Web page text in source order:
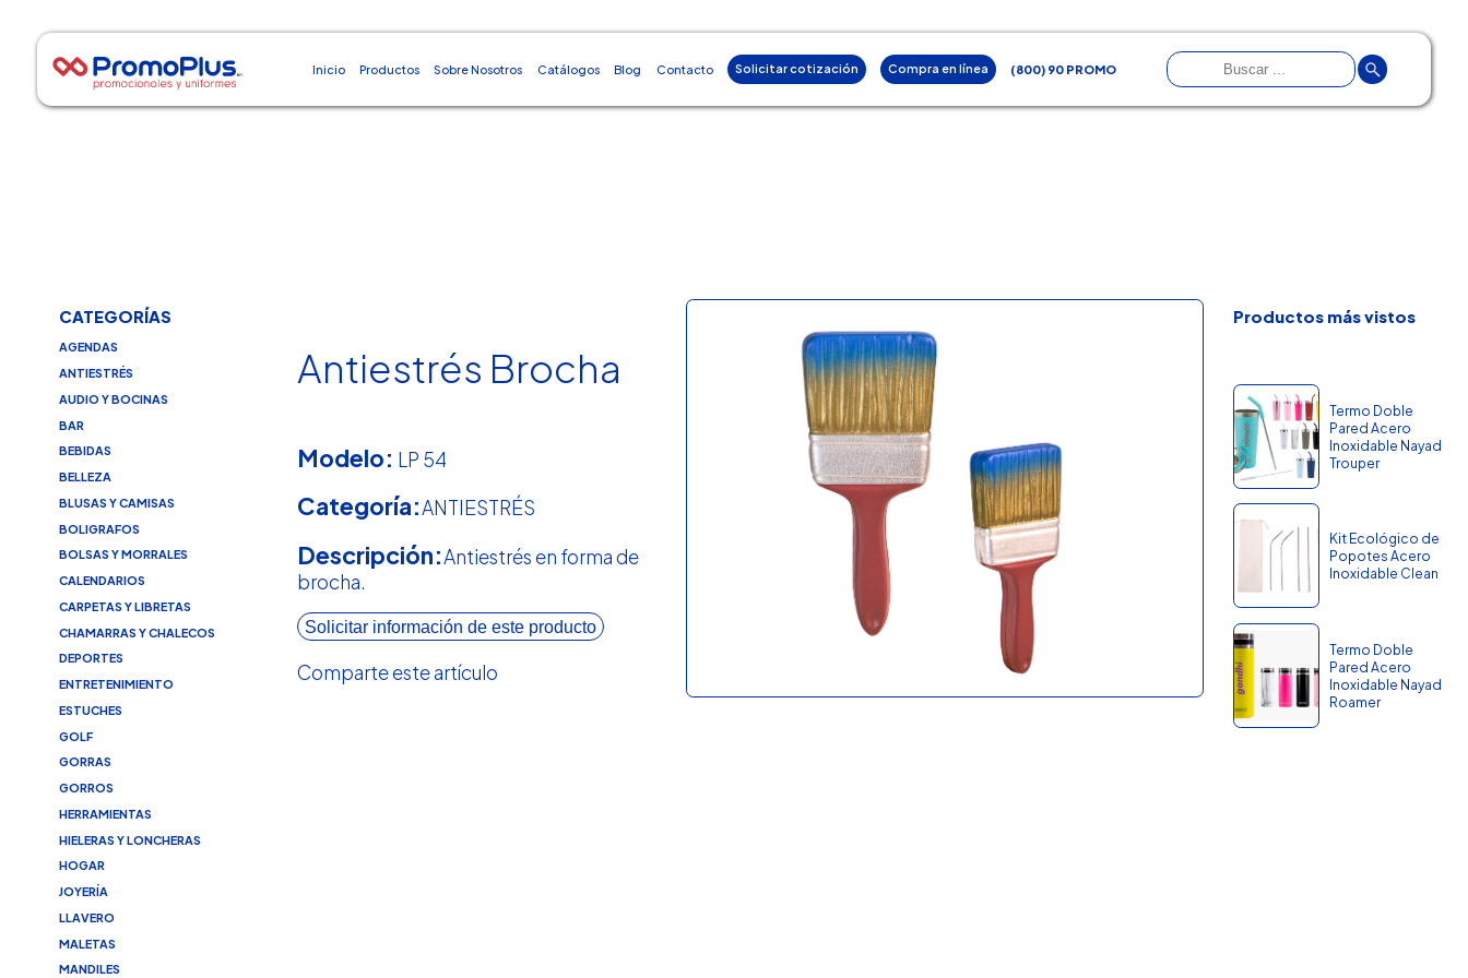
Inicio Productos Sobre Nosotros Catálogos Blog Contacto Solicitar cotización Compra en línea (800) 90 PROMO
CATEGORÍAS
AGENDAS
ANTIESTRÉS
AUDIO Y BOCINAS
BAR
BEBIDAS
BELLEZA
BLUSAS Y CAMISAS
BOLIGRAFOS
BOLSAS Y MORRALES
CALENDARIOS
CARPETAS Y LIBRETAS
CHAMARRAS Y CHALECOS
DEPORTES
ENTRETENIMIENTO
ESTUCHES
GOLF
GORRAS
GORROS
HERRAMIENTAS
HIELERAS Y LONCHERAS
HOGAR
JOYERÍA
LLAVERO
MALETAS
MANDILES
Antiestrés Brocha
Modelo: LP 54
Categoría:ANTIESTRÉS
Descripción:Antiestrés en forma de
brocha.
Solicitar información de este producto
Comparte este artículo
Productos más vistos
Termo Doble
Pared Acero
Inoxidable Nayad
Trouper
Kit Ecológico de
Popotes Acero
Inoxidable Clean
Termo Doble
Pared Acero
Inoxidable Nayad
Roamer